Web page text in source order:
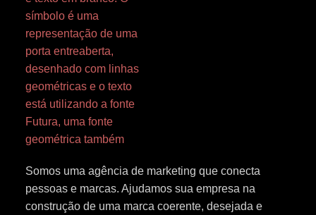
Somos uma agência de marketing que conecta
pessoas e marcas. Ajudamos sua empresa na
construção de uma marca coerente, desejada e